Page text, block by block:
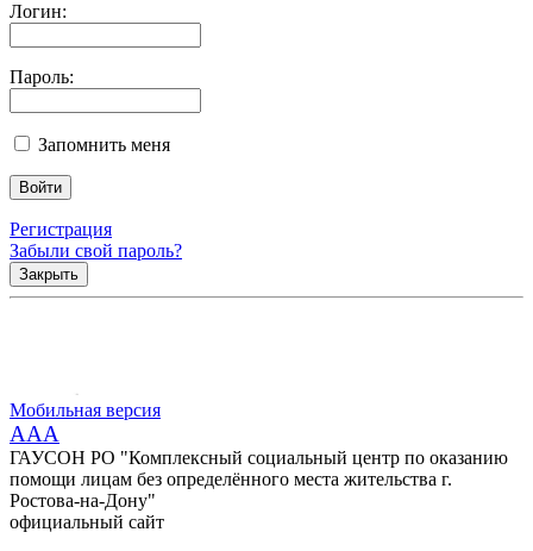
Логин:
Пароль:
Запомнить меня
Регистрация
Забыли свой пароль?
Закрыть
Мобильная версия
AAA
ГАУСОН РО "Комплексный социальный центр по оказанию
помощи лицам без определённого места жительства г.
Ростова-на-Дону"
официальный сайт